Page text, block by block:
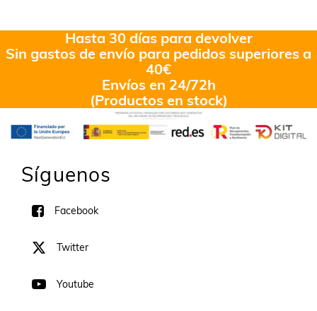
Hasta 30 días para devolver
Sin gastos de envío para pedidos superiores a
40€
Envíos en 24/72h
(Productos en stock)
Síguenos
Facebook
Twitter
Youtube